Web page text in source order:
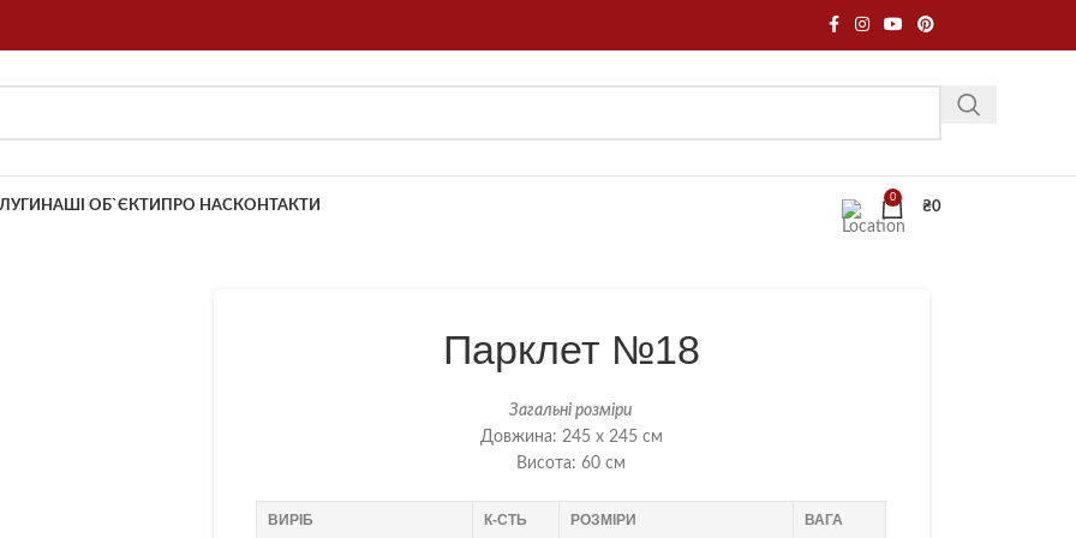
НАШІ ОБ`ЄКТИ ПРО НАСКОНТАКТИ
0
₴0
Парклет №18
Загальні розміри
Довжина: 245 х 245 см
Висота: 60 см
ВИРІБ К-СТЬ РОЗМІРИ ВАГА